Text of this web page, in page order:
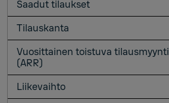
Saadut tilaukset
Tilauskanta
Vuosittainen toistuva tilausmyynti
(ARR)
Liikevaihto